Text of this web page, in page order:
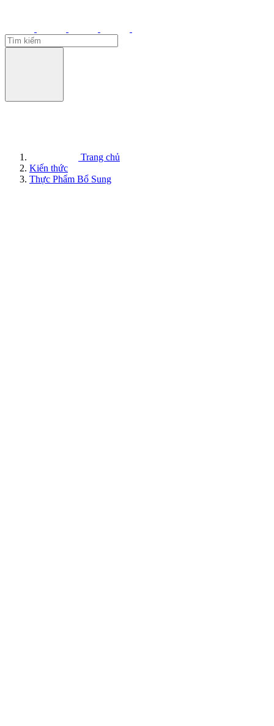
Trang chủ
Kiến thức
Thực Phẩm Bổ Sung